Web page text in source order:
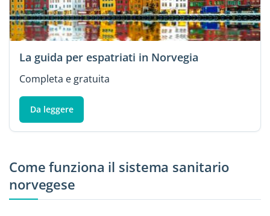
La guida per espatriati in Norvegia
Completa e gratuita
Da leggere
Come funziona il sistema sanitario
norvegese